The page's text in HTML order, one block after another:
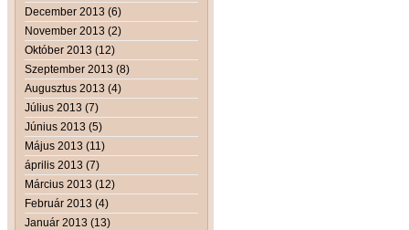
December 2013 (6)
November 2013 (2)
Október 2013 (12)
Szeptember 2013 (8)
Augusztus 2013 (4)
Július 2013 (7)
Június 2013 (5)
Május 2013 (11)
április 2013 (7)
Március 2013 (12)
Február 2013 (4)
Január 2013 (13)